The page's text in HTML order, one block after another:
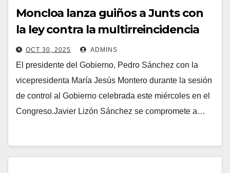
Moncloa lanza guiños a Junts con
la ley contra la multirreincidencia
pese a no tener atados los apoyos y
confía en que «recapaciten»
OCT 30, 2025 ADMINS
El presidente del Gobierno, Pedro Sánchez con la
vicepresidenta María Jesús Montero durante la sesión
de control al Gobierno celebrada este miércoles en el
Congreso.Javier Lizón Sánchez se compromete a…